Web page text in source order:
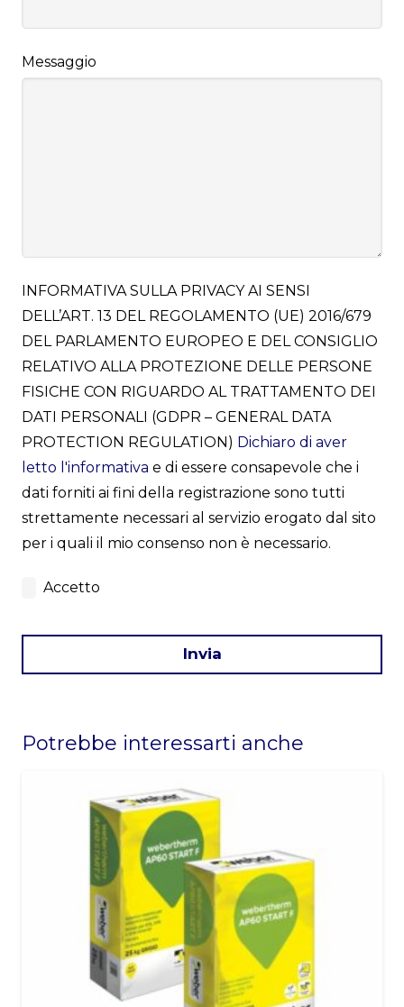
Messaggio
INFORMATIVA SULLA PRIVACY AI SENSI
DELL’ART. 13 DEL REGOLAMENTO (UE) 2016/679
DEL PARLAMENTO EUROPEO E DEL CONSIGLIO
RELATIVO ALLA PROTEZIONE DELLE PERSONE
FISICHE CON RIGUARDO AL TRATTAMENTO DEI
DATI PERSONALI (GDPR – GENERAL DATA
PROTECTION REGULATION) Dichiaro di aver
letto l'informativa e di essere consapevole che i
dati forniti ai fini della registrazione sono tutti
strettamente necessari al servizio erogato dal sito
per i quali il mio consenso non è necessario.
Accetto
Invia
should
Potrebbe interessarti anche